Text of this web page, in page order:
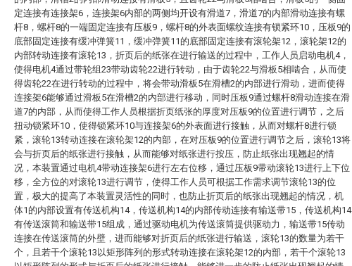
定连接有连接架6，连接架6内部的两侧均开设有滑道7，滑道7的内部滑动连接有螺
杆8，螺杆8的一端固定连接有压板9，螺杆8的外表面螺纹连接有锁紧环10，压板9的
底部固定连接有缓冲弹簧11，缓冲弹簧11的底部固定连接有滚轮架12，滚轮架12的
内部转动连接有滚轮13，折页后的纸张在进行输送的过程中，工作人员启动电机4，
使得电机4通过带轮组23带动齿轮22进行转动，由于齿轮22与滑板5相啮合，从而使
得齿轮22在进行转动的过程中，将会带动滑板5在滑槽2的内部进行滑动，进而使得
连接架6能够通过滑板5在滑槽2的内部进行移动，同时压板9通过螺杆8滑动连接在滑
道7的内部，从而使得工作人员根据折页纸张的厚度对压板9的位置进行调节，之后
扭动锁紧环10，使得锁紧环10与连接架6的外表面进行接触，从而对螺杆8进行锁
紧，滚轮13转动连接在滚轮架12的内部，在对压板9的位置进行调节之后，滚轮13将
会与折页后的纸张进行接触，从而能够对纸张进行按压，防止纸张出现翘起的情
况，本装置通过电机4带动连接架6进行左右位移，通过压板9带动滚轮13进行上下位
移，全方位的对滚轮13进行调节，使得工作人员可根据工作需求调节滚轮13的位
置，极大的提高了本装置灵活性的同时，也防止折页后的纸张出现翘起的情况，机
体1的内部设置有传送机构14，传送机构14的内部传动连接有输送带15，传送机构14
有传送滚筒和输送带15组成，通过驱动电机为传送滚筒提供驱动力，输送带15传动
连接在传送滚筒的外壁，进而能够对折页后的纸张进行输送，滚轮13的数量为若干
个，且若干个滚轮13以矩形阵列的形式转动连接在滚轮架12的内部，若干个滚轮13